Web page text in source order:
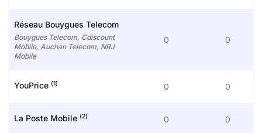
Réseau Bouygues Telecom
Bouygues Telecom, Cdiscount
Mobile, Auchan Telecom, NRJ
Mobile
0 0
YouPrice (1) 0 0
La Poste Mobile (2) 0 0